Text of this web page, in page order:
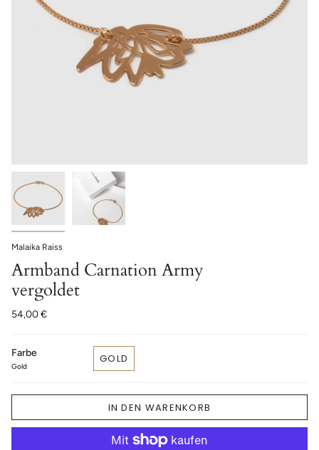
Malaika Raiss
Armband Carnation Army
vergoldet
54,00 €
Farbe
Gold
GOLD
IN DEN WARENKORB